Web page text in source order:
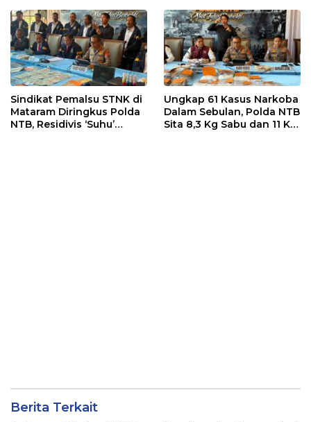
Sindikat Pemalsu STNK di
Mataram Diringkus Polda
NTB, Residivis ‘Suhu’
Ungkap 61 Kasus Narkoba
Dalam Sebulan, Polda NTB
Sita 8,3 Kg Sabu dan 11 Kg
Berita Terkait